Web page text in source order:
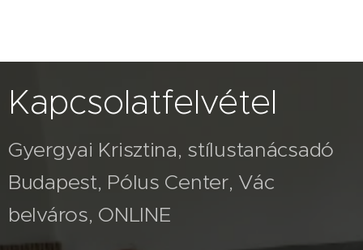
Kapcsolatfelvétel
Gyergyai Krisztina, stílustanácsadó
Budapest, Pólus Center, Vác
belváros, ONLINE